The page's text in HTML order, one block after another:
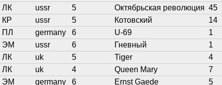
ЛК
ussr 5 Октябрьская революция 45
КР
ussr 5 Котовский
14
ПЛ
germany 6 U-69
1
ЭМ
ussr 6 Гневный
1
ЛК
uk 5 Tiger
4
ЛК
uk 4 Queen Mary
7
ЭМ
germany 6 Ernst Gaede
5